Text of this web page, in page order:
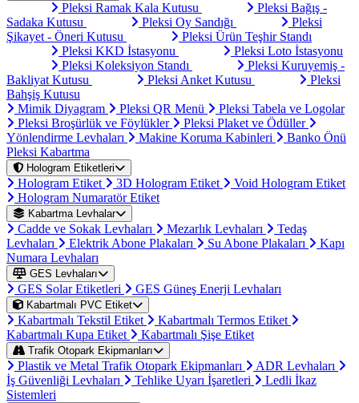
Pleksi Ramak Kala Kutusu
Pleksi Bağış -
Sadaka Kutusu
Pleksi Oy Sandığı
Pleksi
Şikayet - Öneri Kutusu
Pleksi Ürün Teşhir Standı
Pleksi KKD İstasyonu
Pleksi Loto İstasyonu
Pleksi Koleksiyon Standı
Pleksi Kuruyemiş -
Bakliyat Kutusu
Pleksi Anket Kutusu
Pleksi
Bahşiş Kutusu
Mimik Diyagram
Pleksi QR Menü
Pleksi Tabela ve Logolar
Pleksi Broşürlük ve Föylükler
Pleksi Plaket ve Ödüller
Yönlendirme Levhaları
Makine Koruma Kabinleri
Banko Önü
Pleksi Kabartma
Hologram Etiketleri
Hologram Etiket 3D Hologram Etiket
Void Hologram Etiket
Hologram Numaratör Etiket
Kabartma Levhalar
Cadde ve Sokak Levhaları Mezarlık Levhaları
Tedaş
Levhaları
Elektrik Abone Plakaları Su Abone Plakaları
Kapı
Numara Levhaları
GES Levhaları
GES Solar Etiketleri GES Güneş Enerji Levhaları
Kabartmalı PVC Etiket
Kabartmalı Tekstil Etiket
Kabartmalı Termos Etiket
Kabartmalı Kupa Etiket
Kabartmalı Şişe Etiket
Trafik Otopark Ekipmanları
Plastik ve Metal Trafik Otopark Ekipmanları
ADR Levhaları
İş Güvenliği Levhaları
Tehlike Uyarı İşaretleri
Ledli İkaz
Sistemleri